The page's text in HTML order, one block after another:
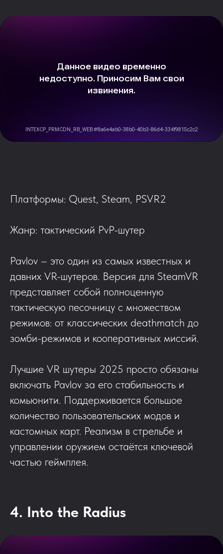
Платформы: Quest, Steam, PSVR2
Жанр: тактический PvP-шутер
Pavlov – это один из самых известных и
давних VR-шутеров. Версия для SteamVR
представляет собой полноценную
тактическую песочницу с множеством
режимов: от классических deathmatch до
зомби-режимов и кооперативных миссий.
Лучшие VR шутеры 2025 просто обязаны
включать Pavlov за его стабильность и
комьюнити. Поддерживается большое
количество пользовательских модов и
кастомных карт. Реализм в стрельбе и
управлении оружием остаётся ключевой
частью геймплея.
4. Into the Radius